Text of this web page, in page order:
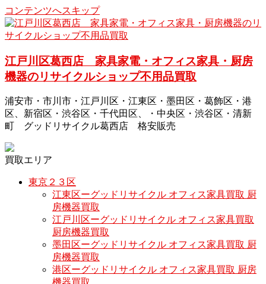
コンテンツへスキップ
江戸川区葛西店 家具家電・オフィス家具・厨房
機器のリサイクルショップ不用品買取
浦安市・市川市・江戸川区・江東区・墨田区・葛飾区・港
区、新宿区・渋谷区・千代田区、・中央区・渋谷区・清新
町 グッドリサイクル葛西店 格安販売
買取エリア
東京２３区
江東区ーグッドリサイクル オフィス家具買取 厨
房機器買取
江戸川区ーグッドリサイクル オフィス家具買取
厨房機器買取
墨田区ーグッドリサイクル オフィス家具買取 厨
房機器買取
港区ーグッドリサイクル オフィス家具買取 厨房